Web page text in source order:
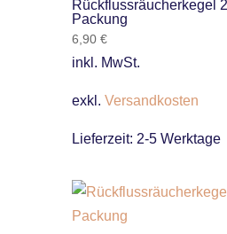
Rückflussräucherkegel
Packung
6,90 €
inkl. MwSt.
exkl. Versandkosten
Lieferzeit: 2-5 Werktage